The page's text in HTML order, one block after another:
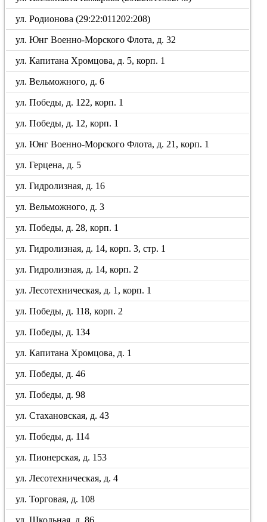
ул. Родионова (29:22:011202:208)
ул. Юнг Военно-Морского Флота, д. 32
ул. Капитана Хромцова, д. 5, корп. 1
ул. Вельможного, д. 6
ул. Победы, д. 122, корп. 1
ул. Победы, д. 12, корп. 1
ул. Юнг Военно-Морского Флота, д. 21, корп. 1
ул. Герцена, д. 5
ул. Гидролизная, д. 16
ул. Вельможного, д. 3
ул. Победы, д. 28, корп. 1
ул. Гидролизная, д. 14, корп. 3, стр. 1
ул. Гидролизная, д. 14, корп. 2
ул. Лесотехническая, д. 1, корп. 1
ул. Победы, д. 118, корп. 2
ул. Победы, д. 134
ул. Капитана Хромцова, д. 1
ул. Победы, д. 46
ул. Победы, д. 98
ул. Стахановская, д. 43
ул. Победы, д. 114
ул. Пионерская, д. 153
ул. Лесотехническая, д. 4
ул. Торговая, д. 108
ул. Школьная, д. 86